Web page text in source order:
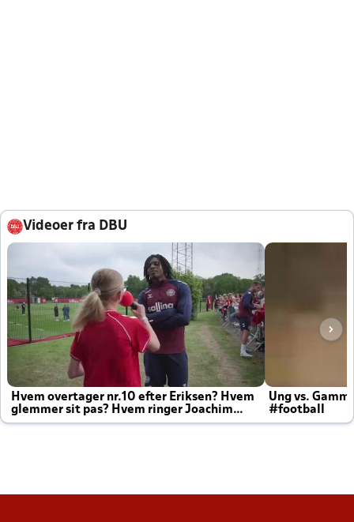
Videoer fra DBU
Hvem overtager nr.10 efter Eriksen? Hvem
glemmer sit pas? Hvem ringer Joachim
altid til efter kampe?
Ung vs.
#football